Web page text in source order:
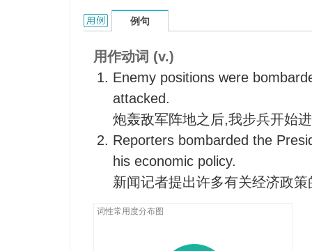
对…进行粒子辐射
痛骂
攻击
质问
冲击
打击
拍发
一下子抛给
向…连续提出问题
大肆抨击
bombard的用法和样例：
例句
用作动词 (v.)
Enemy positions were
attacked.
炮轰敌军阵地之后,我步兵开始
Reporters bombarded the
his economic policy.
新闻记者提出许多有关经济政
词性常用度分布图